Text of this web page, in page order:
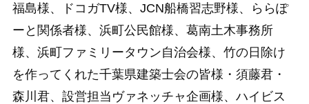
福島様、ドコガTV様、JCN船橋習志野様、ららぽ
ーと関係者様、浜町公民館様、葛南土木事務所
様、浜町ファミリータウン自治会様、竹の日除け
を作ってくれた千葉県建築士会の皆様・須藤君・
森川君、設営担当ヴァネッチャ企画様、ハイビス